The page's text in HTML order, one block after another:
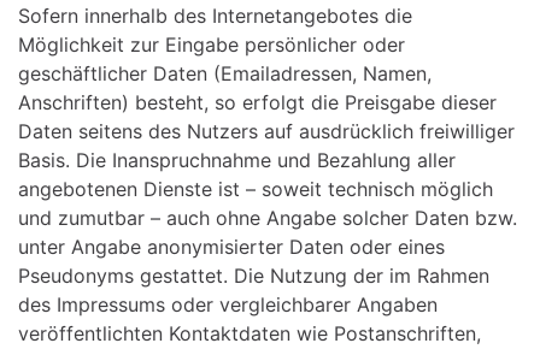
Sofern innerhalb des Internetangebotes die
Möglichkeit zur Eingabe persönlicher oder
geschäftlicher Daten (Emailadressen, Namen,
Anschriften) besteht, so erfolgt die Preisgabe dieser
Daten seitens des Nutzers auf ausdrücklich freiwilliger
Basis. Die Inanspruchnahme und Bezahlung aller
angebotenen Dienste ist – soweit technisch möglich
und zumutbar – auch ohne Angabe solcher Daten bzw.
unter Angabe anonymisierter Daten oder eines
Pseudonyms gestattet. Die Nutzung der im Rahmen
des Impressums oder vergleichbarer Angaben
veröffentlichten Kontaktdaten wie Postanschriften,